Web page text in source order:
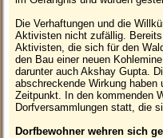
Die Verhaftungen und die
Aktivisten nicht zufällig.
Aktivisten, die sich für den
den Bau einer neuen
darunter auch Akshay Gupta.
abschreckende Wirkung
Zeitpunkt. In den kommenden
Dorfversammlungen statt, die
Dorfbewohner wehren sich